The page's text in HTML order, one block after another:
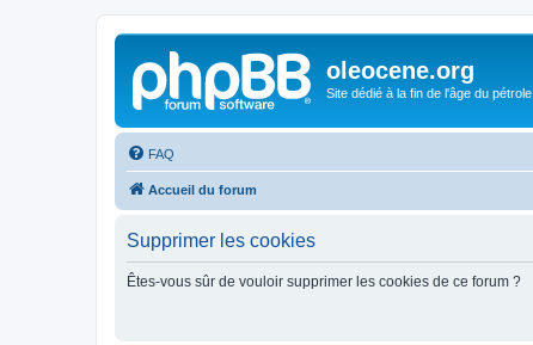
oleocene.org
Site dédié à la fin de l'âge du pétrole
FAQ
Accueil du forum
Supprimer les cookies
Êtes-vous sûr de vouloir supprimer les cookies de ce forum ?